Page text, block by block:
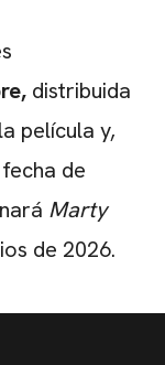
distribuida
película y,
de
Marty
de 2026.